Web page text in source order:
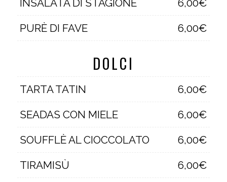
INSALATA DI STAGIONE
6,00€
PURÈ DI FAVE
6,00€
DOLCI
TARTA TATIN
6,00€
SEADAS CON MIELE
6,00€
SOUFFLÈ AL CIOCCOLATO
6,00€
TIRAMISÙ
6,00€